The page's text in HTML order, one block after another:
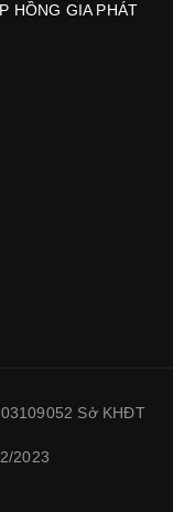
HỒNG GIA PHÁT
Sở KHĐT
2023